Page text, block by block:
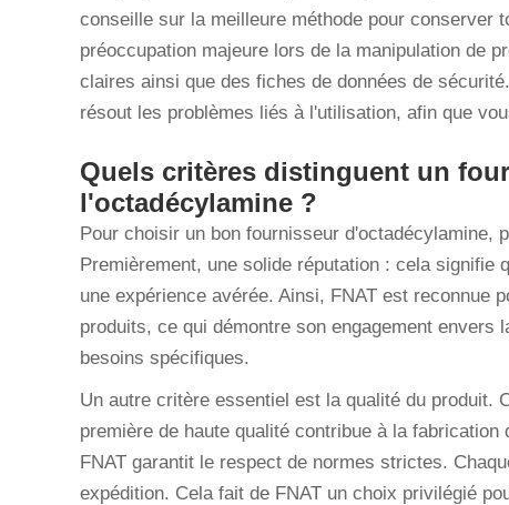
conseille sur la meilleure méthode pour conserver
préoccupation majeure lors de la manipulation de
claires ainsi que des fiches de données de
résout les problèmes liés à l'utilisation, afin que
Quels critères distinguent un
l'octadécylamine ?
Pour choisir un bon fournisseur d'octadécylamine,
Premièrement, une solide réputation : cela
une expérience avérée. Ainsi, FNAT est reconnue
produits, ce qui démontre son engagement
besoins spécifiques.
Un autre critère essentiel est la qualité du produit.
première de haute qualité contribue à la
FNAT garantit le respect de normes strictes.
expédition. Cela fait de FNAT un choix privilégié